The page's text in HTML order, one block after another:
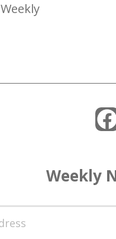
Weekly
Weekly